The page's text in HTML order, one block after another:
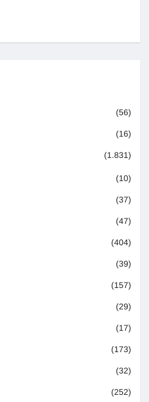
(56)
(16)
(1.831)
(10)
(37)
(47)
(404)
(39)
(157)
(29)
(17)
(173)
(32)
(252)